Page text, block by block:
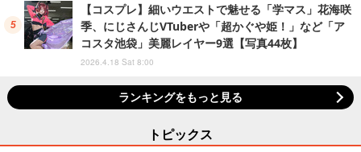
【コスプレ】細いウエストで魅せる「学マス」花海咲
季、にじさんじVTuberや「超かぐや姫！」など「ア
コスタ池袋」美麗レイヤー9選【写真44枚】
2026.4.18 Sat 8:00
ランキングをもっと見る
トピックス